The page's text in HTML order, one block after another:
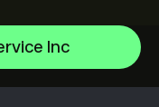
Inc